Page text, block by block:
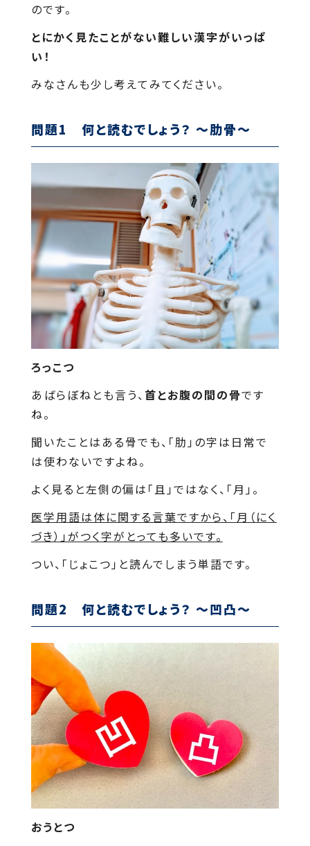
のです。
とにかく見たことがない難しい漢字がいっぱ
い！
みなさんも少し考えてみてください。
問題1 何と読むでしょう？ ～肋骨～
ろっこつ
あばらぼねとも言う、 首とお腹の間の骨です
ね。
聞いたことはある骨でも、「肋」の字は日常で
は使わないですよね。
よく見ると左側の偏は「且」ではなく、「月」。
医学用語は体に関する言葉ですから、「月（にく
づき）」がつく字がとっても多いです。
つい、「じょこつ」と読んでしまう単語です。
問題2 何と読むでしょう？ ～凹凸～
おうとつ